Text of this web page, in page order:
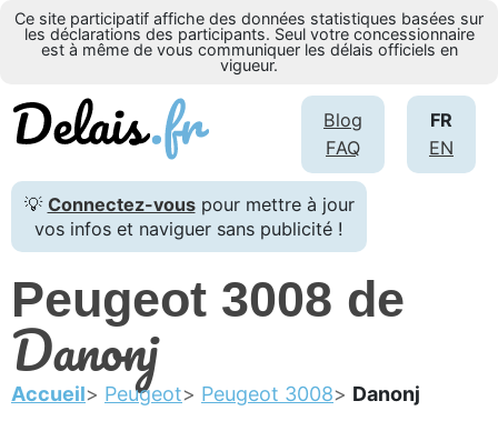
Ce site participatif affiche des données statistiques basées sur
les déclarations des participants. Seul votre concessionnaire
est à même de vous communiquer les délais officiels en
vigueur.
FR
EN
Blog
FAQ
💡 Connectez-vouspour mettre à jour
vos infos et naviguer sans publicité !
Peugeot 3008 de
Danonj
Accueil Peugeot Peugeot 3008 Danonj